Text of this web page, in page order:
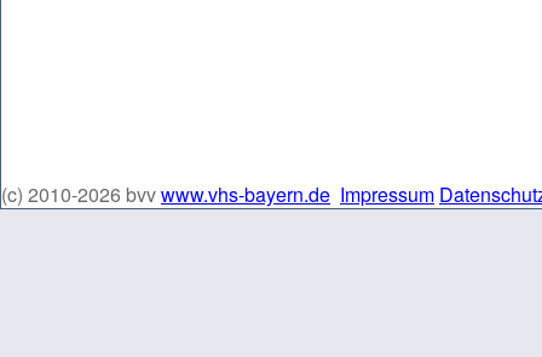
(c) 2010-2026 bvvwww.vhs-bayern.de Impressum